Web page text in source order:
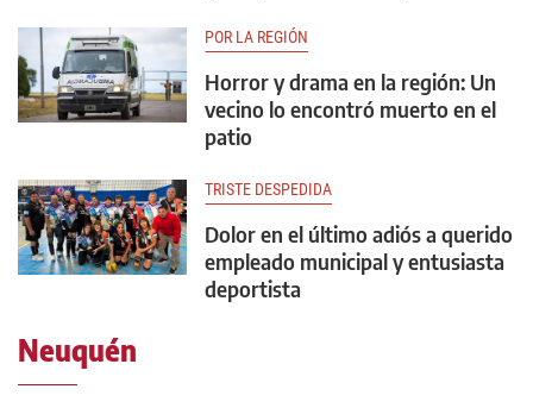
POR LA REGIÓN
Horror y drama en la región: Un
vecino lo encontró muerto en el
patio
TRISTE DESPEDIDA
Dolor en el último adiós a querido
empleado municipal y entusiasta
deportista
Neuquén